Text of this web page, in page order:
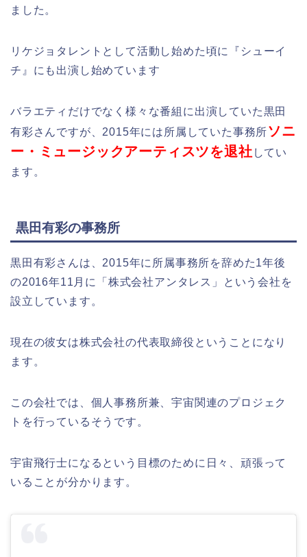
ました。
リケジョタレントとして活動し始めた頃に『シューイ
チ』にも出演し始めています
バラエティだけでなく様々な番組に出演していた黒田
有彩さんですが、2015年には所属していた事務所ソニ
ー・ミュージックアーティスツを退社 してい
ます。
黒田有彩の事務所
黒田有彩さんは、2015年に所属事務所を辞めた1年後
の2016年11月に「株式会社アンタレス」という会社を
設立しています。
現在の彼女は株式会社の代表取締役ということになり
ます。
この会社では、個人事務所兼、宇宙関連のプロジェク
トを行っているそうです。
宇宙飛行士になるという目標のために日々、頑張って
いることが分かります。